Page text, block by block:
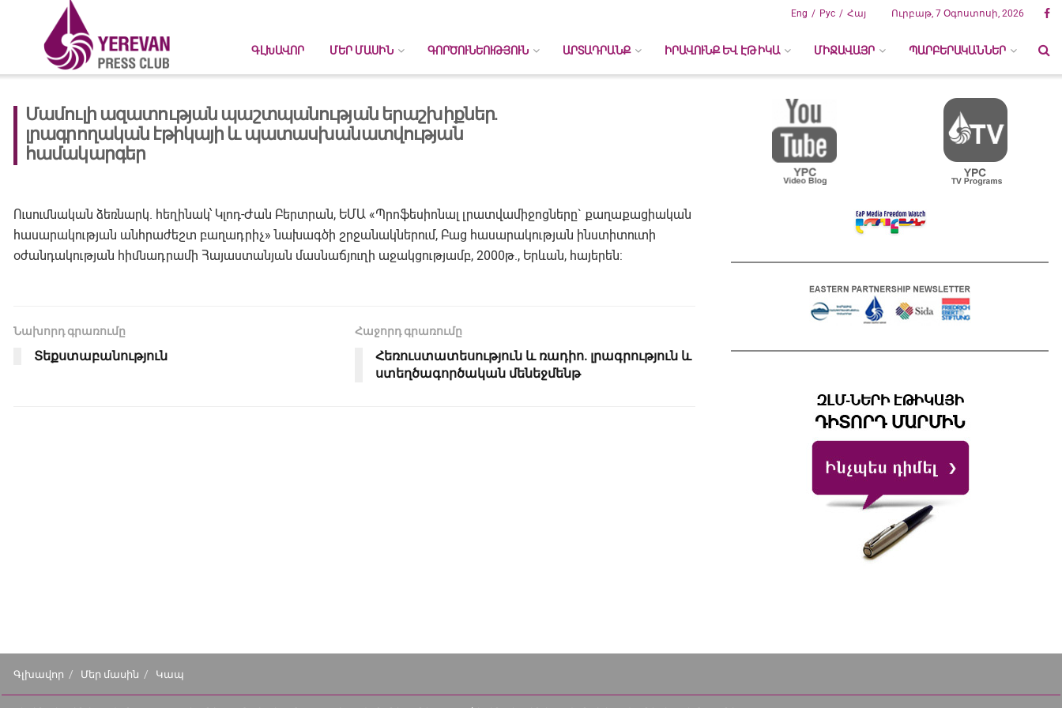
Рус Հայ
Eng Ուրբաթ, 7 Օգոստոսի, 2026
ԳԼԽԱՎՈՐ ՄԵՐ ՄԱՍԻՆ ԳՈՐԾՈՒՆԵՈՒԹՅՈՒՆ ԱՐՏԱԴՐԱՆՔ ԻՐԱՎՈՒՆՔ ԵՎ ԷԹԻԿԱ ՄԻՋԱՎԱՅՐ ՊԱՐԲԵՐԱԿԱՆՆԵՐ
Մամուլի ազատության պաշտպանության երաշխիքներ.
լրագրողական էթիկայի և պատասխանատվության
համակարգեր
Ուսումնական ձեռնարկ. հեղինակ՝ Կլոդ-Ժան Բերտրան, ԵՄԱ «Պրոֆեսիոնալ լրատվամիջոցները` քաղաքացիական
հասարակության անհրաժեշտ բաղադրիչ» նախագծի շրջանակներում, Բաց հասարակության ինստիտուտի
օժանդակության հիմնադրամի Հայաստանյան մասնաճյուղի աջակցությամբ, 2000թ., Երևան, հայերեն:
Նախորդ գրառումը
Տեքստաբանություն
Հաջորդ գրառումը
Հեռուստատեսություն և ռադիո. լրագրություն և
ստեղծագործական մենեջմենթ
Գլխավոր Մեր մասին Կապ